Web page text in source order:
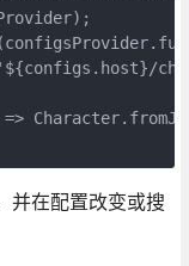
并在配置改变或搜